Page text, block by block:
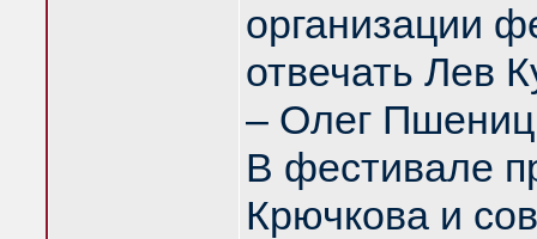
организации
отвечать Лев
– Олег
В фестивале
Крючкова и